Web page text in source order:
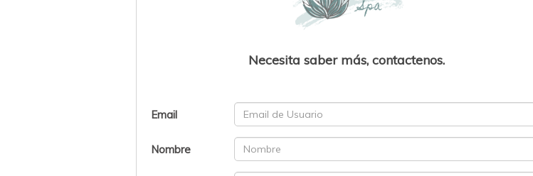
Necesita saber más, contactenos.
Email
Nombre